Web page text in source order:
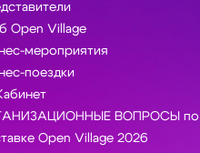
Open Village
мероприятия
поездки
ВОПРОСЫ по
Open Village 2026